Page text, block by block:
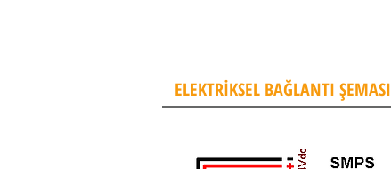
ELEKTRİKSEL BAĞLANTI ŞEMASI